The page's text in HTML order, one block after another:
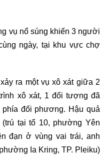
vụ nổ súng khiến 3 người
ngày, tại khu vực chợ
ra một vụ xô xát giữa 2
xô xát, 1 đối tượng đã
đối phương. Hậu quả
tại tổ 10, phường Yên
đạn ở vùng vai trái, anh
Ia Kring, TP. Pleiku)